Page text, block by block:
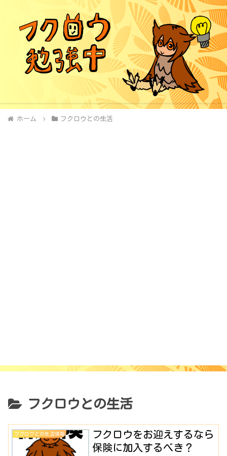
ホーム フクロウとの生活
フクロウとの生活
フクロウとの生活情報
フクロウをお迎えするなら
保険に加入するべき？